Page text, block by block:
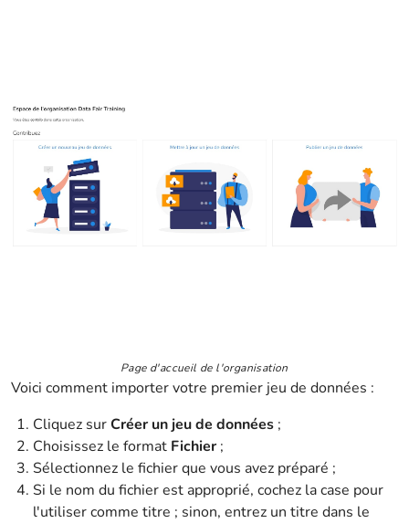
Page d'accueil de l'organisation
Voici comment importer votre premier jeu de données :
Cliquez surCréer un jeu de données ;
Choisissez le format Fichier ;
Sélectionnez le fichier que vous avez préparé ;
Si le nom du fichier est approprié, cochez la case pour
l'utiliser comme titre ; sinon, entrez un titre dans le